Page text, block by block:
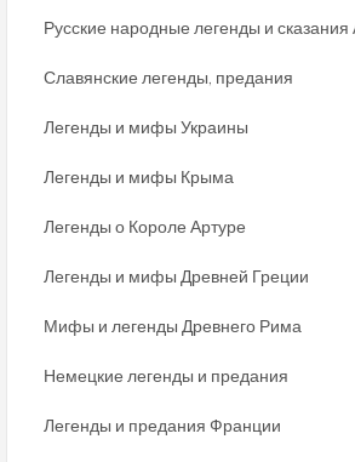
Русские народные легенды и
Славянские легенды, предания
Легенды и мифы Украины
Легенды и мифы Крыма
Легенды о Короле Артуре
Легенды и мифы Древней Греции
Мифы и легенды Древнего Рима
Немецкие легенды и предания
Легенды и предания Франции